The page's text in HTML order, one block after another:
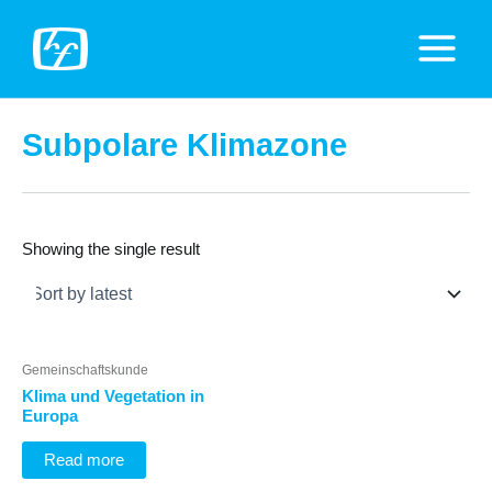
Inhalt
springen
Main
Subpolare Klimazone
Showing the single result
Gemeinschaftskunde
Klima und Vegetation in
Europa
Read more